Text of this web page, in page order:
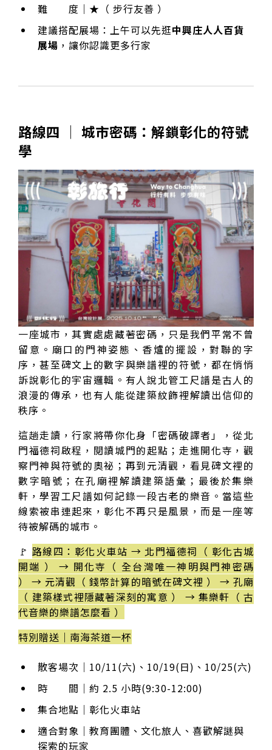
難 度｜★（ 步行友善 ）
建議搭配展場：上午可以先逛中興庄人人百貨
展場 ，讓你認識更多行家
路線四 │ 城市密碼：解鎖彰化的符號
學
一座城市，其實處處藏著密碼，只是我們平常不曾
留意。廟口的門神姿態、香爐的擺設，對聯的字
序，甚至碑文上的數字與樂譜裡的符號，都在悄悄
訴說彰化的宇宙邏輯。有人說北管工尺譜是古人的
浪漫的傳承，也有人能從建築紋飾裡解讀出信仰的
秩序。
這趟走讀，行家將帶你化身「密碼破譯者」，從北
門福德祠啟程，閱讀城門的起點；走進開化寺，觀
察門神與符號的奧祕；再到元清觀，看見碑文裡的
數字暗號；在孔廟裡解讀建築語彙；最後於集樂
軒，學習工尺譜如何記錄一段古老的樂音。當這些
線索被串連起來，彰化不再只是風景，而是一座等
待被解碼的城市。
🚩 路線四：彰化火車站 → 北門福德祠（ 彰化古城
開端 ） → 開化寺（ 全台灣唯一神明與門神密碼
） → 元清觀（ 錢幣計算的暗號在碑文裡 ） → 孔廟
（ 建築樣式裡隱藏著深刻的寓意 ） → 集樂軒（ 古
代音樂的樂譜怎麼看 ）
特別贈送｜南海茶道一杯
散客場次｜10/11(六)、10/19(日)、10/25(六)
時 間｜約 2.5 小時(9:30-12:00)
集合地點｜彰化火車站
適合對象｜教育團體、文化旅人、喜歡解謎與
探索的玩家